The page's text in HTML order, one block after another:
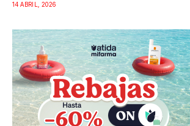
14 ABRIL, 2026